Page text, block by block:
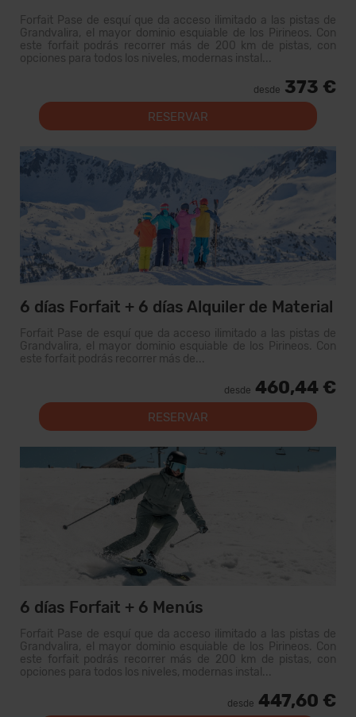
Forfait Pase de esquí que da acceso ilimitado a las pistas de
Grandvalira, el mayor dominio esquiable de los Pirineos. Con
este forfait podrás recorrer más de 200 km de pistas, con
opciones para todos los niveles, modernas instal...
desde 373 €
RESERVAR
6 días Forfait + 6 días Alquiler de Material
Forfait Pase de esquí que da acceso ilimitado a las pistas de
Grandvalira, el mayor dominio esquiable de los Pirineos. Con
este forfait podrás recorrer más de...
desde 460,44 €
RESERVAR
6 días Forfait + 6 Menús
Forfait Pase de esquí que da acceso ilimitado a las pistas de
Grandvalira, el mayor dominio esquiable de los Pirineos. Con
este forfait podrás recorrer más de 200 km de pistas, con
opciones para todos los niveles, modernas instal...
desde 447,60 €